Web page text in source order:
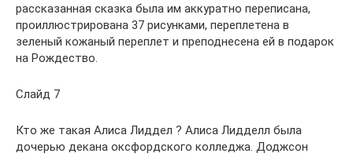
рассказанная сказка была им аккуратно переписана,
проиллюстрирована 37 рисунками, переплетена в
зеленый кожаный переплет и преподнесена ей в подарок
на Рождество.
Слайд 7
Кто же такая Алиса Лиддел ? Алиса Лидделл была
дочерью декана оксфордского колледжа. Доджсон